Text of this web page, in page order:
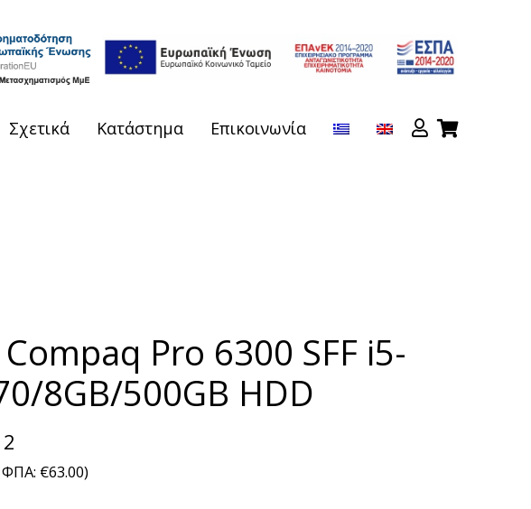
Σχετικά Κατάστημα Επικοινωνία
Compaq Pro 6300 SFF i5-
8GB/500GB HDD
ΦΠΑ: €63.00)